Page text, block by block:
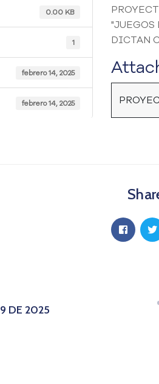
0.00 KB
1
febrero 14, 2025
febrero 14, 2025
DICTAN
DE 2025